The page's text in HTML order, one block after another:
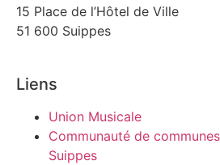
15 Place de l’Hôtel de Ville
51 600 Suippes
Liens
Union Musicale
Communauté de
Suippes